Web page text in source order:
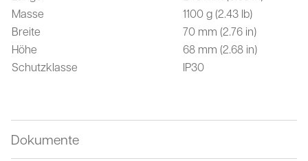
Masse
1100 g (2.43 lb)
Breite
70 mm (2.76 in)
Höhe
68 mm (2.68 in)
Schutzklasse
IP30
Dokumente